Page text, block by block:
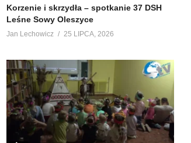
Korzenie i skrzydła – spotkanie 37 DSH
Leśne Sowy Oleszyce
Jan Lechowicz 25 LIPCA, 2026